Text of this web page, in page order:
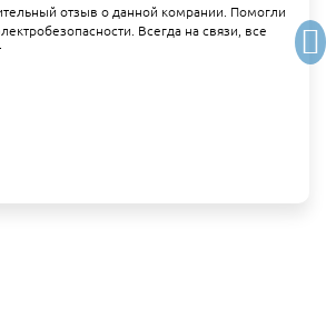
отзыв о данной комрании. Помогли
Всегда на связи, все